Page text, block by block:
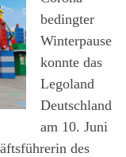
bedingter
Winterpause
konnte das
Legoland
Deutschland
am 10. Juni
des